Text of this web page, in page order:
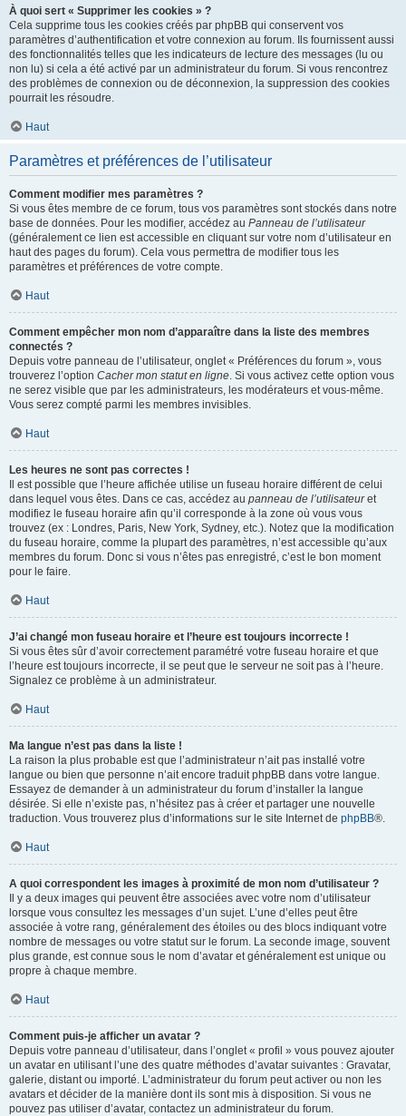
À quoi sert « Supprimer les cookies » ?
Cela supprime tous les cookies créés par phpBB qui conservent vos
paramètres d’authentification et votre connexion au forum. Ils fournissent aussi
des fonctionnalités telles que les indicateurs de lecture des messages (lu ou
non lu) si cela a été activé par un administrateur du forum. Si vous rencontrez
des problèmes de connexion ou de déconnexion, la suppression des cookies
pourrait les résoudre.
Haut
Paramètres et préférences de l’utilisateur
Comment modifier mes paramètres ?
Si vous êtes membre de ce forum, tous vos paramètres sont stockés dans notre
base de données. Pour les modifier, accédez au Panneau de l’utilisateur
(généralement ce lien est accessible en cliquant sur votre nom d’utilisateur en
haut des pages du forum). Cela vous permettra de modifier tous les
paramètres et préférences de votre compte.
Haut
Comment empêcher mon nom d’apparaître dans la liste des membres
connectés ?
Depuis votre panneau de l’utilisateur, onglet « Préférences du forum », vous
trouverez l’option Cacher mon statut en ligne. Si vous activez cette option vous
ne serez visible que par les administrateurs, les modérateurs et vous-même.
Vous serez compté parmi les membres invisibles.
Haut
Les heures ne sont pas correctes !
Il est possible que l’heure affichée utilise un fuseau horaire différent de celui
dans lequel vous êtes. Dans ce cas, accédez au panneau de l’utilisateuret
modifiez le fuseau horaire afin qu’il corresponde à la zone où vous vous
trouvez (ex : Londres, Paris, New York, Sydney, etc.). Notez que la modification
du fuseau horaire, comme la plupart des paramètres, n’est accessible qu’aux
membres du forum. Donc si vous n’êtes pas enregistré, c’est le bon moment
pour le faire.
Haut
J’ai changé mon fuseau horaire et l’heure est toujours incorrecte !
Si vous êtes sûr d’avoir correctement paramétré votre fuseau horaire et que
l’heure est toujours incorrecte, il se peut que le serveur ne soit pas à l’heure.
Signalez ce problème à un administrateur.
Haut
Ma langue n’est pas dans la liste !
La raison la plus probable est que l’administrateur n’ait pas installé votre
langue ou bien que personne n’ait encore traduit phpBB dans votre langue.
Essayez de demander à un administrateur du forum d’installer la langue
désirée. Si elle n’existe pas, n’hésitez pas à créer et partager une nouvelle
traduction. Vous trouverez plus d’informations sur le site Internet de phpBB®.
Haut
A quoi correspondent les images à proximité de mon nom d’utilisateur ?
Il y a deux images qui peuvent être associées avec votre nom d’utilisateur
lorsque vous consultez les messages d’un sujet. L’une d’elles peut être
associée à votre rang, généralement des étoiles ou des blocs indiquant votre
nombre de messages ou votre statut sur le forum. La seconde image, souvent
plus grande, est connue sous le nom d’avatar et généralement est unique ou
propre à chaque membre.
Haut
Comment puis-je afficher un avatar ?
Depuis votre panneau d’utilisateur, dans l’onglet « profil » vous pouvez ajouter
un avatar en utilisant l’une des quatre méthodes d’avatar suivantes : Gravatar,
galerie, distant ou importé. L’administrateur du forum peut activer ou non les
avatars et décider de la manière dont ils sont mis à disposition. Si vous ne
pouvez pas utiliser d’avatar, contactez un administrateur du forum.